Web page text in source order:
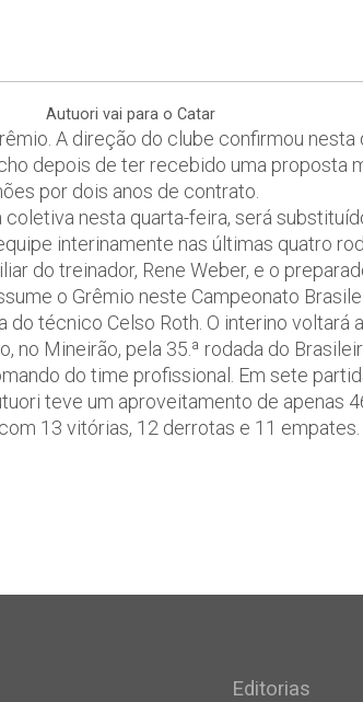
Autuori vai para o Catar
A direção do clube confirmou nesta
depois de ter recebido uma proposta
por dois anos de contrato.
nesta quarta-feira, será
interinamente nas últimas quatro
do treinador, Rene Weber, e o
o Grêmio neste Campeonato
técnico Celso Roth. O interino voltará
no Mineirão, pela 35.ª rodada do
do time profissional. Em sete
teve um aproveitamento de apenas
13 vitórias, 12 derrotas e 11 empates.
Editorias